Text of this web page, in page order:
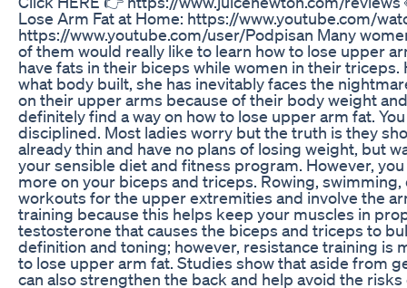
Lose Arm Fat at Home: https://www.youtube.com/
https://www.youtube.com/user/Podpisan Many
of them would really like to learn how to lose upper
have fats in their biceps while women in their
what body built, she has inevitably faces the
on their upper arms because of their body weight
definitely find a way on how to lose upper arm fat.
disciplined. Most ladies worry but the truth is they
already thin and have no plans of losing weight, but
your sensible diet and fitness program. However,
more on your biceps and triceps. Rowing,
workouts for the upper extremities and involve the
training because this helps keep your muscles in
testosterone that causes the biceps and triceps to
definition and toning; however, resistance training is
to lose upper arm fat. Studies show that aside from
can also strengthen the back and help avoid the